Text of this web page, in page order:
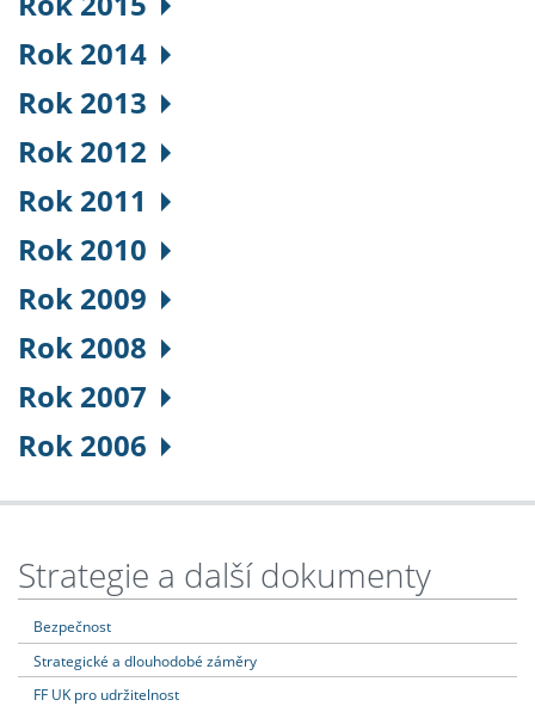
Rok 2014
Rok 2013
Rok 2012
Rok 2011
Rok 2010
Rok 2009
Rok 2008
Rok 2007
Rok 2006
Strategie a další dokumenty
Bezpečnost
Strategické a dlouhodobé záměry
FF UK pro udržitelnost